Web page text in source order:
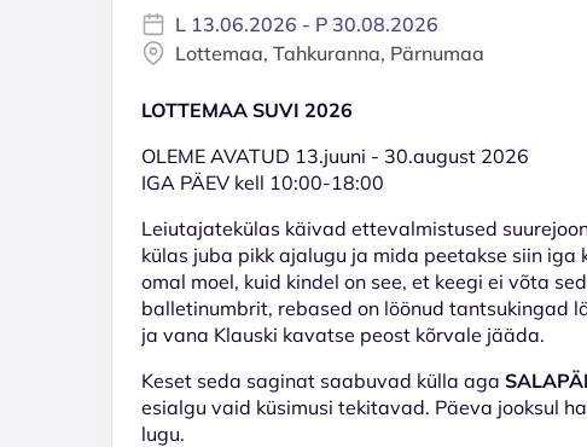
L 13.06.2026 - P 30.08.2026
Lottemaa, Tahkuranna, Pärnumaa
LOTTEMAA SUVI 2026
OLEME AVATUD 13.juuni - 30.august 2026
IGA PÄEV kell 10:00-18:00
Leiutajatekülas käivad ettevalmistused
külas juba pikk ajalugu ja mida peetakse siin
omal moel, kuid kindel on see, et keegi ei võta
balletinumbrit, rebased on löönud tantsukingad
ja vana Klauski kavatse peost kõrvale jääda.
Keset seda saginat saabuvad külla aga
esialgu vaid küsimusi tekitavad. Päeva jooksul
lugu.